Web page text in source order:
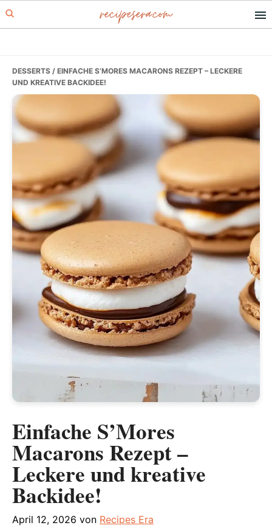
Skip
to
Skip
to
Skip
to
recipesera.com
DESSERTS / EINFACHE S’MORES MACARONS REZEPT – LECKERE
UND KREATIVE BACKIDEE!
Einfache S’Mores
Macarons Rezept –
Leckere und kreative
Backidee!
April 12, 2026 von Recipes Era